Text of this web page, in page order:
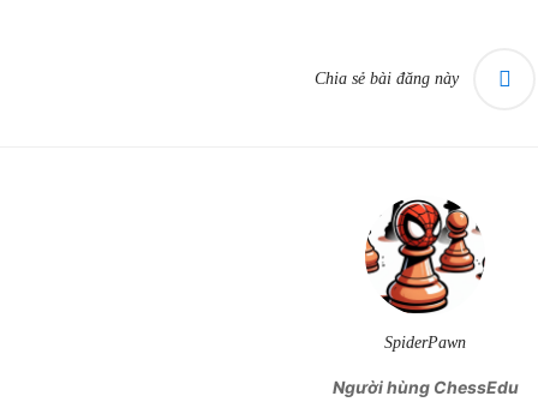
Chia sẻ bài đăng này
SpiderPawn
Người hùng ChessEdu